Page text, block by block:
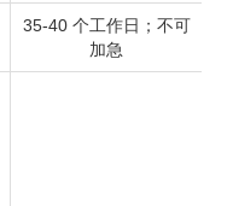
35-40 个工作日；不可
加急